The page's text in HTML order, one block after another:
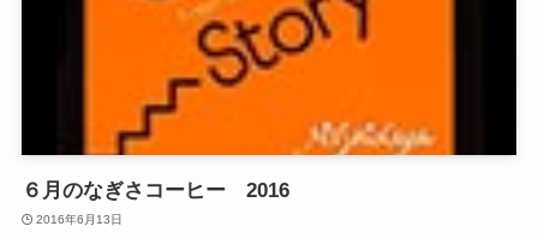
６月のなぎさコーヒー 2016
2016年6月13日